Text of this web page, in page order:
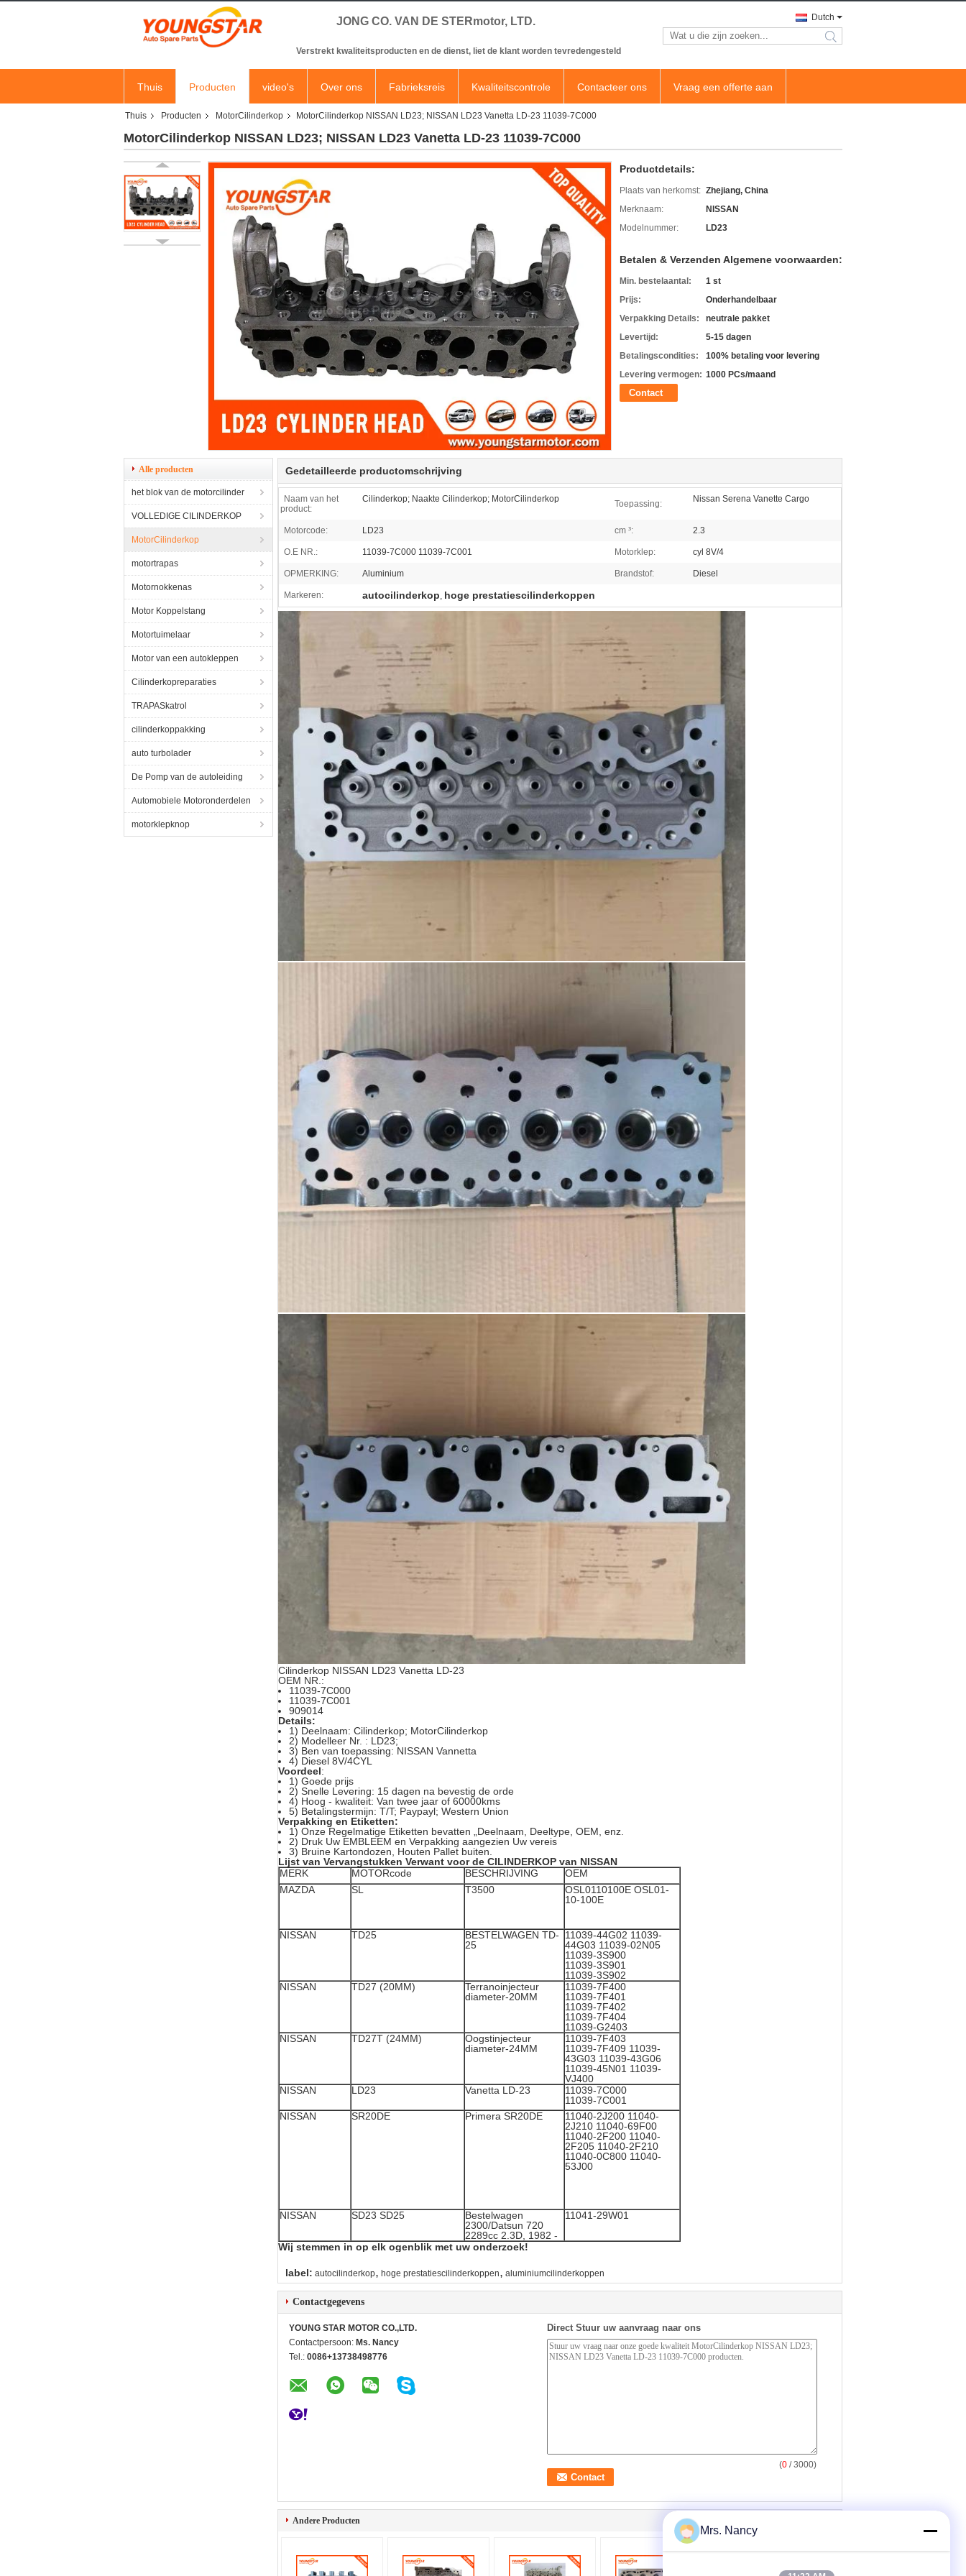
JONG CO. VAN DE STERmotor, LTD.
Verstrekt kwaliteitsproducten en de dienst, liet de klant worden tevredengesteld
Dutch
search
Thuis Producten video's Over ons Fabrieksreis Kwaliteitscontrole Contacteer ons Vraag een offerte aan
Thuis Producten MotorCilinderkop MotorCilinderkop NISSAN LD23; NISSAN LD23 Vanetta LD-23 11039-7C000
MotorCilinderkop NISSAN LD23; NISSAN LD23 Vanetta LD-23 11039-7C000
Productdetails:
Plaats van herkomst: Zhejiang, China
Merknaam:
NISSAN
Modelnummer:
LD23
Betalen & Verzenden Algemene voorwaarden:
Min. bestelaantal:
1 st
Prijs:
Onderhandelbaar
Verpakking Details:
neutrale pakket
Levertijd:
5-15 dagen
Betalingscondities:
100% betaling voor levering
Levering vermogen: 1000 PCs/maand
Contact
Alle producten
het blok van de motorcilinder
VOLLEDIGE CILINDERKOP
MotorCilinderkop
motortrapas
Motornokkenas
Motor Koppelstang
Motortuimelaar
Motor van een autokleppen
Cilinderkopreparaties
TRAPASkatrol
cilinderkoppakking
auto turbolader
De Pomp van de autoleiding
Automobiele Motoronderdelen
motorklepknop
Gedetailleerde productomschrijving
Naam van het
product:
Cilinderkop; Naakte Cilinderkop; MotorCilinderkop Toepassing: Nissan Serena Vanette Cargo
Motorcode: LD23 cm ³: 2.3
O.E NR.: 11039-7C000 11039-7C001 Motorklep: cyl 8V/4
OPMERKING: Aluminium Brandstof: Diesel
Markeren: autocilinderkop, hoge prestatiescilinderkoppen
Cilinderkop NISSAN LD23 Vanetta LD-23
OEM NR.:
11039-7C000
11039-7C001
909014
Details:
1) Deelnaam: Cilinderkop; MotorCilinderkop
2) Modelleer Nr. : LD23;
3) Ben van toepassing: NISSAN Vannetta
4) Diesel 8V/4CYL
Voordeel:
1) Goede prijs
2) Snelle Levering: 15 dagen na bevestig de orde
4) Hoog - kwaliteit: Van twee jaar of 60000kms
5) Betalingstermijn: T/T; Paypayl; Western Union
Verpakking en Etiketten:
1) Onze Regelmatige Etiketten bevatten „Deelnaam, Deeltype, OEM, enz.
2) Druk Uw EMBLEEM en Verpakking aangezien Uw vereis
3) Bruine Kartondozen, Houten Pallet buiten.
Lijst van Vervangstukken Verwant voor de CILINDERKOP van NISSAN
MERK
MOTORcode BESCHRIJVING
OEM
MAZDA
SL T3500
OSL0110100E OSL01-
10-100E
NISSAN TD25
BESTELWAGEN TD-
25
11039-44G02 11039-
44G03 11039-02N05
11039-3S900
11039-3S901
11039-3S902
NISSAN
TD27 (20MM)
Terranoinjecteur
diameter-20MM
11039-7F400
11039-7F401
11039-7F402
11039-7F404
11039-G2403
NISSAN
TD27T (24MM)
Oogstinjecteur
diameter-24MM
11039-7F403
11039-7F409 11039-
43G03 11039-43G06
11039-45N01 11039-
VJ400
NISSAN
LD23 Vanetta LD-23
11039-7C000
11039-7C001
NISSAN
SR20DE Primera SR20DE
11040-2J200 11040-
2J210 11040-69F00
11040-2F200 11040-
2F205 11040-2F210
11040-0C800 11040-
53J00
NISSAN SD23 SD25
Bestelwagen
2300/Datsun 720
2289cc 2.3D, 1982 -
11041-29W01
Wij stemmen in op elk ogenblik met uw onderzoek!
label: autocilinderkop, hoge prestatiescilinderkoppen, aluminiumcilinderkoppen
Contactgegevens
YOUNG STAR MOTOR CO.,LTD.
Contactpersoon: Ms. Nancy
Tel.: 0086+13738498776
Direct Stuur uw aanvraag naar ons
(0 / 3000)
Andere Producten
Mrs. Nancy